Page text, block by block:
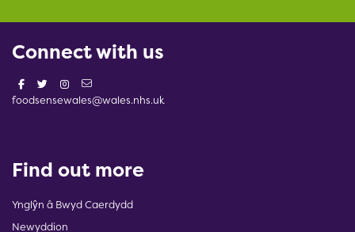
Connect with us
foodsensewales@wales.nhs.uk
Find out more
Ynglŷn â Bwyd Caerdydd
Newyddion